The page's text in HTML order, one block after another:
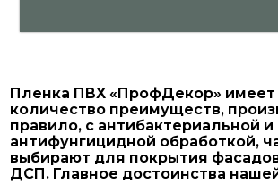
Пленка ПВХ «ПрофДекор»
количество преимуществ,
правило, с антибактериальной и
антифунгицидной обработкой,
выбирают для покрытия
ДСП. Главное достоинства